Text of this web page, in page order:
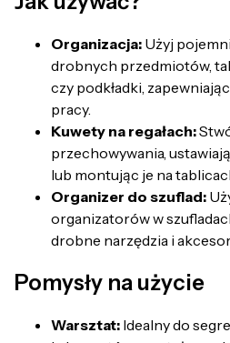
Organizacja: Użyj
drobnych przedmiotów,
czy podkładki,
pracy.
Kuwety na regałach:
przechowywania,
lub montując je na
Organizer do szuflad:
organizatorów w
drobne narzędzia i
Pomysły na użycie
Warsztat: Idealny do